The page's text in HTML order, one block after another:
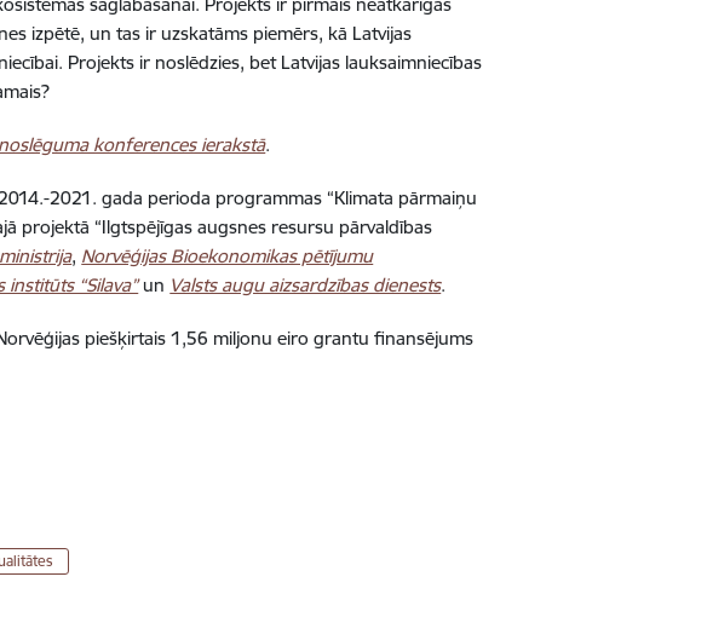
izpētē, un tas ir uzskatāms piemērs, kā Latvijas
Projekts ir noslēdzies, bet Latvijas lauksaimniecības
noslēguma konferences ierakstā.
2021. gada perioda programmas “Klimata pārmaiņu
projektā “Ilgtspējīgas augsnes resursu pārvaldības
, Norvēģijas Bioekonomikas pētījumu
institūts “Silava”un Valsts augu aizsardzības dienests.
piešķirtais 1,56 miljonu eiro grantu finansējums